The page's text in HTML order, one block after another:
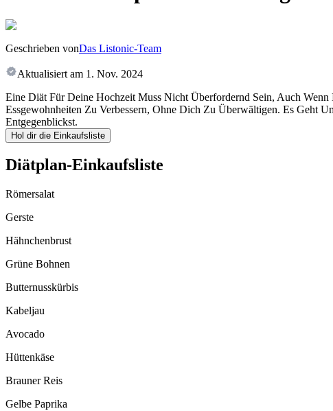
Geschrieben vonDas Listonic-Team
Aktualisiert am 1. Nov. 2024
Eine Diät Für Deine Hochzeit Muss Nicht Überfordernd Sein, Auch
Essgewohnheiten Zu Verbessern, Ohne Dich Zu Überwältigen. Es Geht
Entgegenblickst.
Hol dir die Einkaufsliste
Diätplan-Einkaufsliste
Römersalat
Gerste
Hähnchenbrust
Grüne Bohnen
Butternusskürbis
Kabeljau
Avocado
Hüttenkäse
Brauner Reis
Gelbe Paprika